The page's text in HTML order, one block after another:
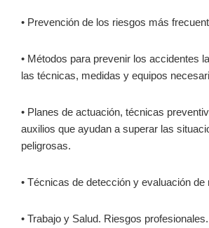
• Prevención de los riesgos más
• Métodos para prevenir los accidentes
las técnicas, medidas y equipos
• Planes de actuación, técnicas
auxilios que ayudan a superar las
peligrosas.
• Técnicas de detección y evaluación de
• Trabajo y Salud. Riesgos profesionales.